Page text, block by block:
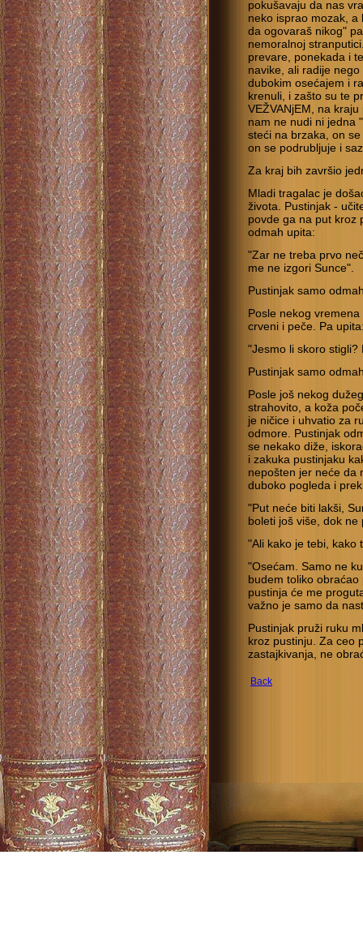
pokušavaju da nas
neko isprao mozak, a
da ogovaraš nikog"
nemoralnoj
prevare, ponekada i
navike, ali radije
dubokim osećajem i
krenuli, i zašto su te
VEŽVANjEM, na
nam ne nudi ni jedna
steći na brzaka, on
on se podrubljuje i
Za kraj bih završio
Mladi tragalac je
života. Pustinjak -
povde ga na put kroz
odmah upita:
"Zar ne treba prvo
me ne izgori Sunce".
Pustinjak samo
Posle nekog
crveni i peče. Pa
"Jesmo li skoro stigli?
Pustinjak samo
Posle još nekog
strahovito, a koža
je ničice i uhvatio za
odmore. Pustinjak
se nekako diže,
i zakuka pustinjaku
nepošten jer neće da
duboko pogleda i
"Put neće biti lakši,
boleti još više, dok
"Ali kako je tebi, kako
"Osećam. Samo ne
budem toliko
pustinja će me
važno je samo da
Pustinjak pruži ruku
kroz pustinju. Za ceo
zastajkivanja, ne
Back